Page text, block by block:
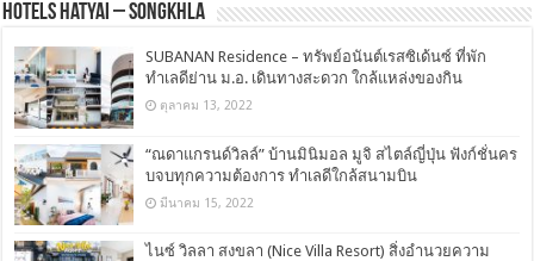
Hotels Hatyai – Songkhla
SUBANAN Residence – ทรัพย์อนันต์เรสซิเด้นซ์ ที่พัก
ทำเลดีย่าน ม.อ. เดินทางสะดวก ใกล้แหล่งของกิน
ตุลาคม 13, 2022
“ณดาแกรนด์วิลล์” บ้านมินิมอล มูจิ สไตล์ญี่ปุ่น ฟังก์ชั่นคร
บจบทุกความต้องการ ทำเลดีใกล้สนามบิน
มีนาคม 15, 2022
ไนซ์ วิลลา สงขลา (Nice Villa Resort) สิ่งอำนวยความ